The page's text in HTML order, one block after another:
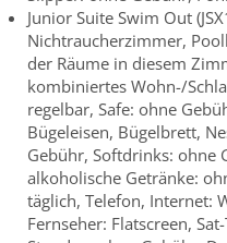
Junior Suite Swim Out
Nichtraucherzimmer,
der Räume in diesem
kombiniertes Wohn-/
regelbar, Safe: ohne
Bügeleisen, Bügelbrett,
Gebühr, Softdrinks: ohne
alkoholische Getränke:
täglich, Telefon, Internet:
Fernseher: Flatscreen,